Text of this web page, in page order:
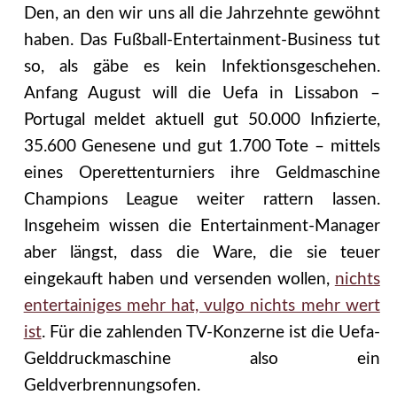
Den, an den wir uns all die Jahrzehnte gewöhnt
haben. Das Fußball-Entertainment-Business tut
so, als gäbe es kein Infektionsgeschehen.
Anfang August will die Uefa in Lissabon –
Portugal meldet aktuell gut 50.000 Infizierte,
35.600 Genesene und gut 1.700 Tote – mittels
eines Operettenturniers ihre Geldmaschine
Champions League weiter rattern lassen.
Insgeheim wissen die Entertainment-Manager
aber längst, dass die Ware, die sie teuer
eingekauft haben und versenden wollen, nichts
entertainiges mehr hat, vulgo nichts mehr wert
ist. Für die zahlenden TV-Konzerne ist die Uefa-
Gelddruckmaschine also ein
Geldverbrennungsofen.